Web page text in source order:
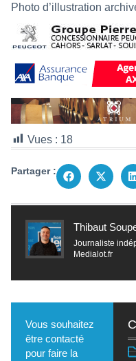
Photo d’illustration
Vues : 18
Partager :
Thibaut
Journaliste
Medialot.fr
Vous souhaitez
être contacté
pour faire la